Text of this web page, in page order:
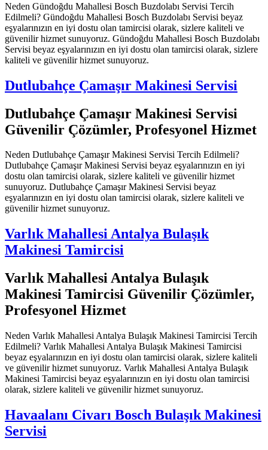
Neden Gündoğdu Mahallesi Bosch Buzdolabı Servisi Tercih
Edilmeli? Gündoğdu Mahallesi Bosch Buzdolabı Servisi beyaz
eşyalarınızın en iyi dostu olan tamircisi olarak, sizlere kaliteli ve
güvenilir hizmet sunuyoruz. Gündoğdu Mahallesi Bosch Buzdolabı
Servisi beyaz eşyalarınızın en iyi dostu olan tamircisi olarak, sizlere
kaliteli ve güvenilir hizmet sunuyoruz.
Dutlubahçe Çamaşır Makinesi Servisi
Dutlubahçe Çamaşır Makinesi Servisi
Güvenilir Çözümler, Profesyonel Hizmet
Neden Dutlubahçe Çamaşır Makinesi Servisi Tercih Edilmeli?
Dutlubahçe Çamaşır Makinesi Servisi beyaz eşyalarınızın en iyi
dostu olan tamircisi olarak, sizlere kaliteli ve güvenilir hizmet
sunuyoruz. Dutlubahçe Çamaşır Makinesi Servisi beyaz
eşyalarınızın en iyi dostu olan tamircisi olarak, sizlere kaliteli ve
güvenilir hizmet sunuyoruz.
Varlık Mahallesi Antalya Bulaşık
Makinesi Tamircisi
Varlık Mahallesi Antalya Bulaşık
Makinesi Tamircisi Güvenilir Çözümler,
Profesyonel Hizmet
Neden Varlık Mahallesi Antalya Bulaşık Makinesi Tamircisi Tercih
Edilmeli? Varlık Mahallesi Antalya Bulaşık Makinesi Tamircisi
beyaz eşyalarınızın en iyi dostu olan tamircisi olarak, sizlere kaliteli
ve güvenilir hizmet sunuyoruz. Varlık Mahallesi Antalya Bulaşık
Makinesi Tamircisi beyaz eşyalarınızın en iyi dostu olan tamircisi
olarak, sizlere kaliteli ve güvenilir hizmet sunuyoruz.
Havaalanı Civarı Bosch Bulaşık Makinesi
Servisi